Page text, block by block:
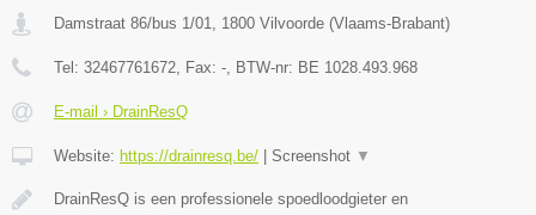
Damstraat 86/bus 1/01 1800 Vilvoorde (Vlaams-Brabant)
Tel: 32467761672 , Fax: - , BTW-nr: BE 1028.493.968
E-mail › DrainResQ
Website: https://drainresq.be/ | Screenshot ▼
DrainResQ is een professionele spoedloodgieter en